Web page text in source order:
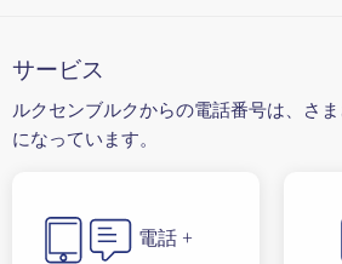
サービス
ルクセンブルクからの電話番号は、さ
になっています。
電話 +